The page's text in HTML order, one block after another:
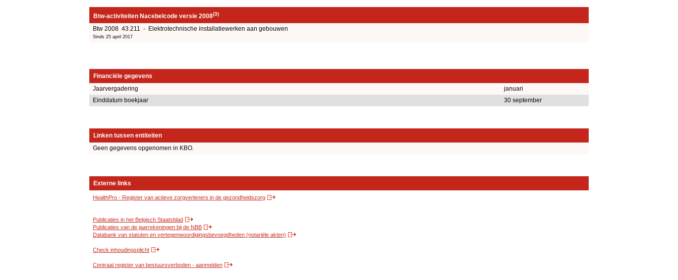
Btw-activiteiten Nacebelcode versie 2008(3)
Btw 2008 43.211 - Elektrotechnische installatiewerken aan gebouwen
Sinds 25 april 2017
Financiële gegevens
Jaarvergadering
januari
Einddatum boekjaar
30 september
Linken tussen entiteiten
Geen gegevens opgenomen in KBO.
Externe links
HealthPro - Register van actieve zorgverleners in de gezondheidszorg
Publicaties in het Belgisch Staatsblad
Publicaties van de jaarrekeningen bij de NBB
Databank van statuten en vertegenwoordigingsbevoegdheden (notariële akten)
Check inhoudingsplicht
Centraal register van bestuursverboden - aanmelden